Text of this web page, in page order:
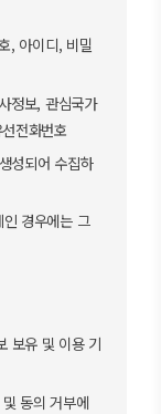
, 아이디, 비밀
정보, 관심국가
전화번호
성되어 수집하
경우에는 그
보유 및 이용 기
동의 거부에